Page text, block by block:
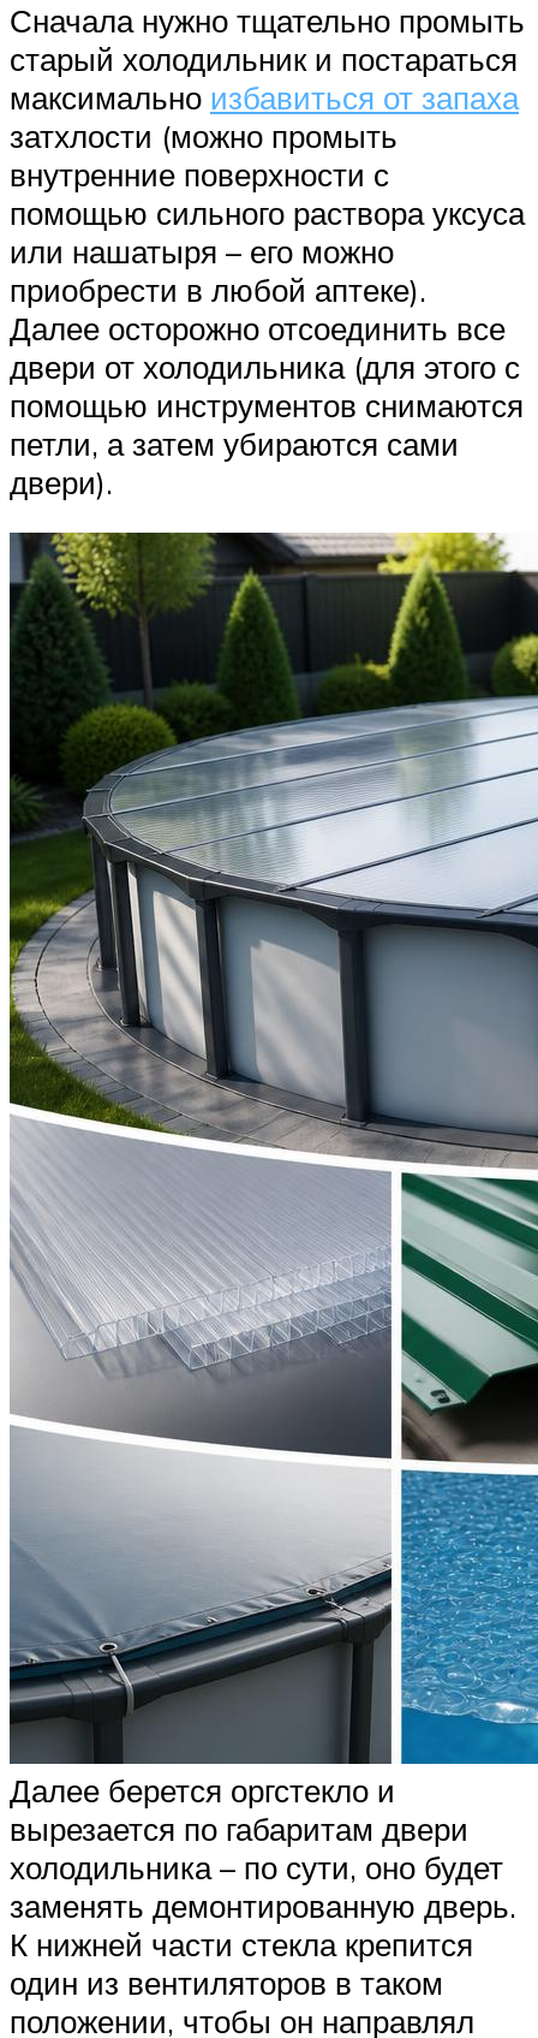
Сначала нужно тщательно промыть
старый холодильник и постараться
максимально избавиться от запаха
затхлости (можно промыть
внутренние поверхности с
помощью сильного раствора уксуса
или нашатыря – его можно
приобрести в любой аптеке).
Далее осторожно отсоединить все
двери от холодильника (для этого с
помощью инструментов снимаются
петли, а затем убираются сами
двери).
Далее берется оргстекло и
вырезается по габаритам двери
холодильника – по сути, оно будет
заменять демонтированную дверь.
К нижней части стекла крепится
один из вентиляторов в таком
положении, чтобы он направлял